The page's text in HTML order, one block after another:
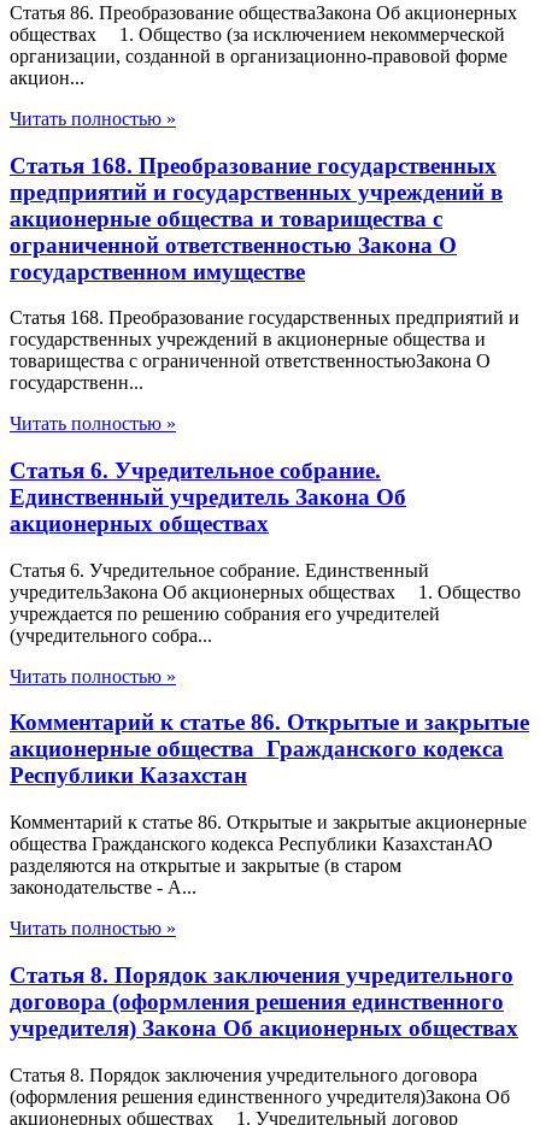
Статья 86. Преобразование обществаЗакона Об акционерных
обществах 1. Общество (за исключением некоммерческой
организации, созданной в организационно-правовой форме
акцион...
Читать полностью »
Статья 168. Преобразование государственных
предприятий и государственных учреждений в
акционерные общества и товарищества с
ограниченной ответственностью Закона О
государственном имуществе
Статья 168. Преобразование государственных предприятий и
государственных учреждений в акционерные общества и
товарищества с ограниченной ответственностьюЗакона О
государственн...
Читать полностью »
Статья 6. Учредительное собрание.
Единственный учредитель Закона Об
акционерных обществах
Статья 6. Учредительное собрание. Единственный
учредительЗакона Об акционерных обществах 1. Общество
учреждается по решению собрания его учредителей
(учредительного собра...
Читать полностью »
Комментарий к статье 86. Открытые и закрытые
акционерные общества Гражданского кодекса
Республики Казахстан
Комментарий к статье 86. Открытые и закрытые акционерные
общества Гражданского кодекса Республики КазахстанАО
разделяются на открытые и закрытые (в старом
законодательстве - А...
Читать полностью »
Статья 8. Порядок заключения учредительного
договора (оформления решения единственного
учредителя) Закона Об акционерных обществах
Статья 8. Порядок заключения учредительного договора
(оформления решения единственного учредителя)Закона Об
акционерных обществах 1. Учредительный договор